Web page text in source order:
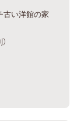
古い洋館の家